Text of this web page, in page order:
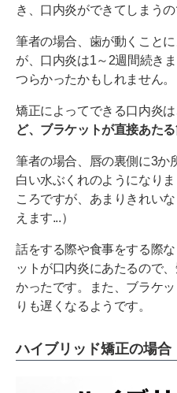
き、口内炎ができてしまうの
筆者の場合、歯が動くこと
が、口内炎は1～2週間続き
つらかったかもしれません。
矯正によってできる口内炎
ど、ブラケットが直接あた
筆者の場合、唇の裏側に3か
白い水ぶくれのようになり
ころですが、あまりきれい
えます...）
話をする際や食事をする際
ットが口内炎にあたるので
かったです。また、ブラケ
りも遅くなるようです。
ハイブリッド矯正の場合